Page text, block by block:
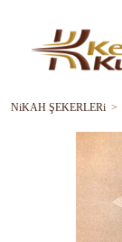
NiKAH ŞEKERLERi >